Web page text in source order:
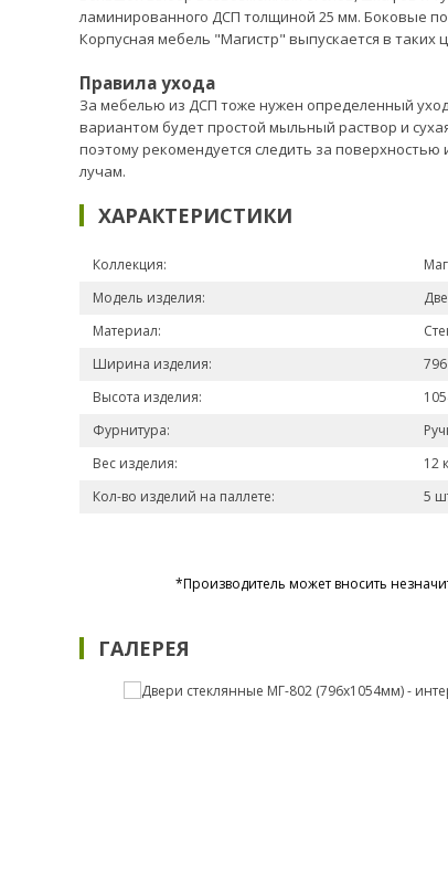
ламинированного ДСП толщиной 25 мм. Боковые
Корпусная мебель "Магистр" выпускается в таких
Правила ухода
За мебелью из ДСП тоже нужен определенный
вариантом будет простой мыльный раствор и
поэтому рекомендуется следить за
лучам.
ХАРАКТЕРИСТИКИ
Коллекция:
Модель изделия:
Материал:
Ширина изделия:
Высота изделия:
Фурнитура:
Вес изделия:
12
Кол-во изделий на паллете:
5
*Производитель может вносить
ГАЛЕРЕЯ